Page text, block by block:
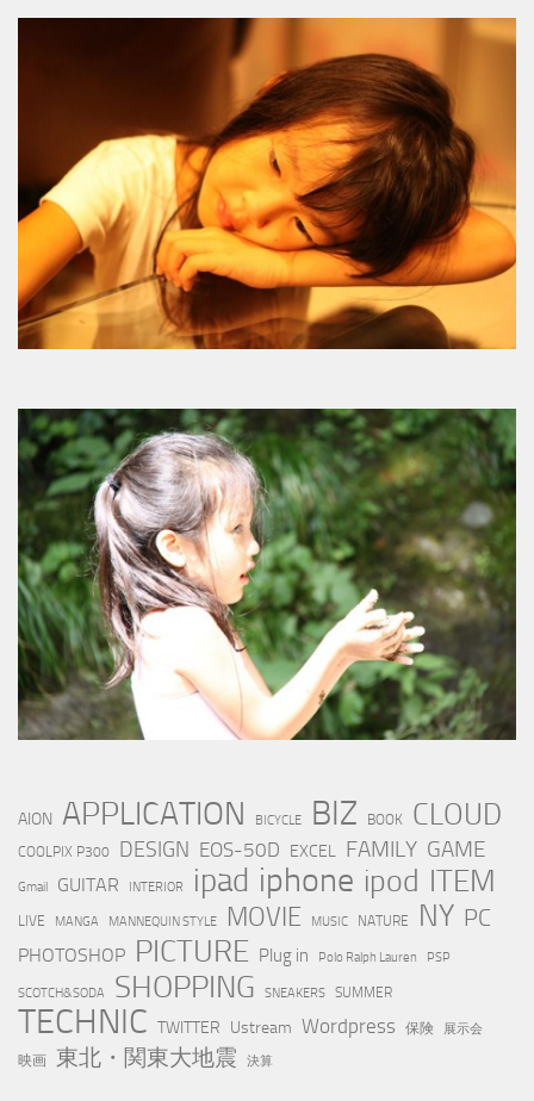
AION APPLICATION BICYCLE BIZ BOOK CLOUD
COOLPIX P300 DESIGN EOS-50D EXCEL FAMILY GAME
Gmail GUITAR INTERIOR ipad iphone ipod ITEM
LIVE MANGA MANNEQUIN STYLE MOVIE MUSIC NATURE NY PC
PHOTOSHOP PICTURE Plug in Polo Ralph Lauren PSP
SCOTCH&SODA SHOPPING SNEAKERS SUMMER
TECHNIC TWITTER Ustream Wordpress 保険 展示会
映画 東北・関東大地震 決算